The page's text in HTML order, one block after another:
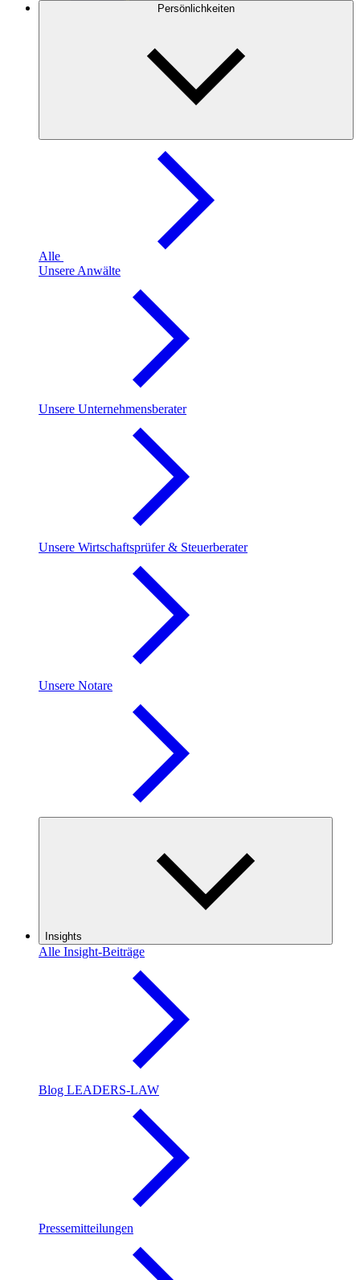
Persönlichkeiten
Alle
Unsere Anwälte
Unsere Unternehmensberater
Unsere Wirtschaftsprüfer & Steuerberater
Unsere Notare
Insights
Alle Insight-Beiträge
Blog LEADERS-LAW
Pressemitteilungen